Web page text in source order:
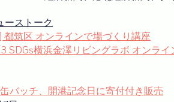
ース トーク
都筑区 オンラインで場づくり講座
SDGs横浜金澤リビングラボ オンラ
バッチ、開港記念日に寄付付き販売